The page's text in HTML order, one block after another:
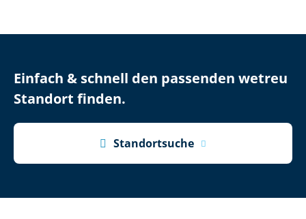
Einfach & schnell den passenden wetreu
Standort finden.
 Standortsuche